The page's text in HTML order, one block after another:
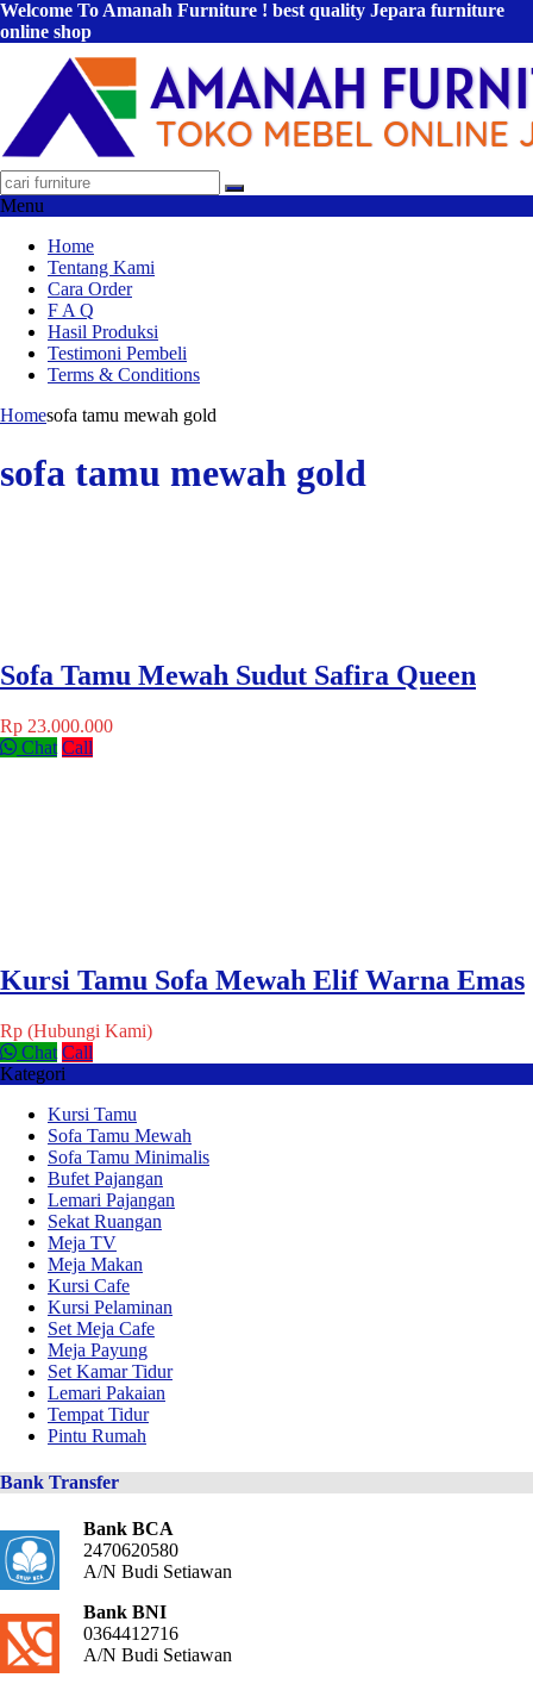
Welcome To Amanah Furniture ! best quality Jepara furniture
online shop
Menu
Home
Tentang Kami
Cara Order
F A Q
Hasil Produksi
Testimoni Pembeli
Terms & Conditions
Homesofa tamu mewah gold
sofa tamu mewah gold
Sofa Tamu Mewah Sudut Safira Queen
Rp 23.000.000
Chat Call
Kursi Tamu Sofa Mewah Elif Warna Emas
Rp (Hubungi Kami)
Chat Call
Kategori
Kursi Tamu
Sofa Tamu Mewah
Sofa Tamu Minimalis
Bufet Pajangan
Lemari Pajangan
Sekat Ruangan
Meja TV
Meja Makan
Kursi Cafe
Kursi Pelaminan
Set Meja Cafe
Meja Payung
Set Kamar Tidur
Lemari Pakaian
Tempat Tidur
Pintu Rumah
Bank Transfer
Bank BCA
2470620580
A/N Budi Setiawan
Bank BNI
0364412716
A/N Budi Setiawan